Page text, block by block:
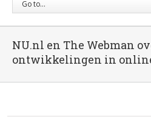
Go to...
NU.nl en The Webman
ontwikkelingen in